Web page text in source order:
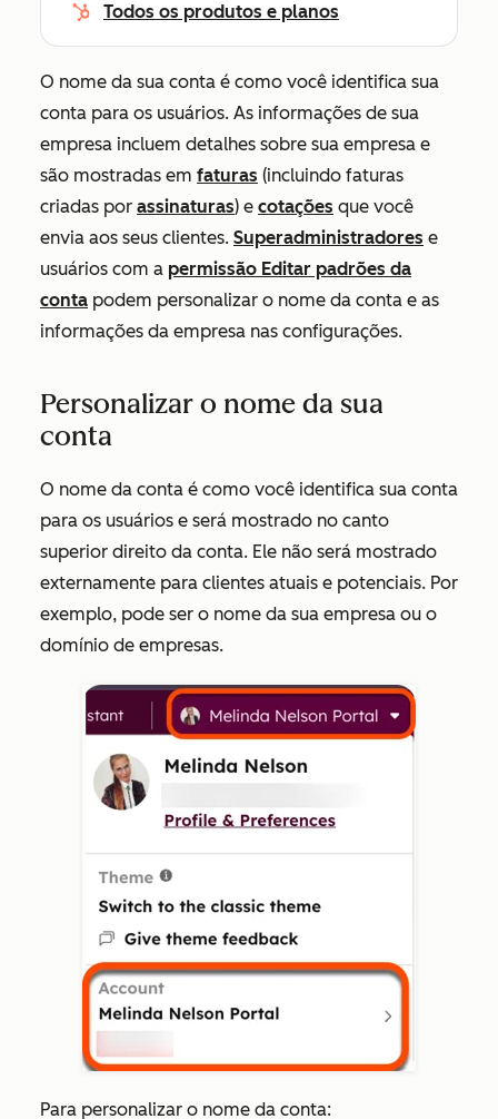
Todos os produtos e planos
O nome da sua conta é como você identifica sua
conta para os usuários. As informações de sua
empresa incluem detalhes sobre sua empresa e
são mostradas em faturas (incluindo faturas
criadas por assinaturas) e cotações que você
envia aos seus clientes. Superadministradores e
usuários com a permissão Editar padrões da
conta podem personalizar o nome da conta e as
informações da empresa nas configurações.
Personalizar o nome da sua
conta
O nome da conta é como você identifica sua conta
para os usuários e será mostrado no canto
superior direito da conta. Ele não será mostrado
externamente para clientes atuais e potenciais. Por
exemplo, pode ser o nome da sua empresa ou o
domínio de empresas.
Para personalizar o nome da conta: